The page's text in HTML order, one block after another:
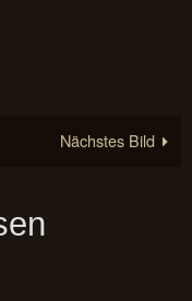
Nächstes Bild